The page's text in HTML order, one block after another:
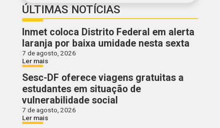
ÚLTIMAS NOTÍCIAS
Inmet coloca Distrito Federal em alerta
laranja por baixa umidade nesta sexta
7 de agosto, 2026
Ler mais
Sesc-DF oferece viagens gratuitas a
estudantes em situação de
vulnerabilidade social
7 de agosto, 2026
Ler mais